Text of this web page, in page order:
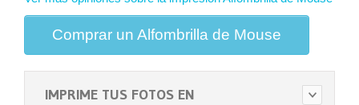
Comprar un Alfombrilla de Mouse
IMPRIME TUS FOTOS EN